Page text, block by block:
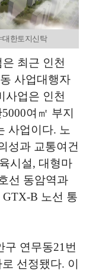
대한토지신탁
최근 인천
사업대행자
사업은 인천
여㎡ 부지
사업이다. 노
성과 교통여건
시설, 대형마
선 동암역과
B 노선 통
구 연무동21번
선정됐다. 이